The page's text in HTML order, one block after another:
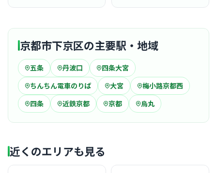
京都市下京区の主要駅・地域
五条 丹波口
四条大宮
ちんちん電車のりば
大宮
梅小路京都西
四条
近鉄京都 京都 烏丸
近くのエリアも見る